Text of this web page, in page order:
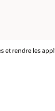
rendre les